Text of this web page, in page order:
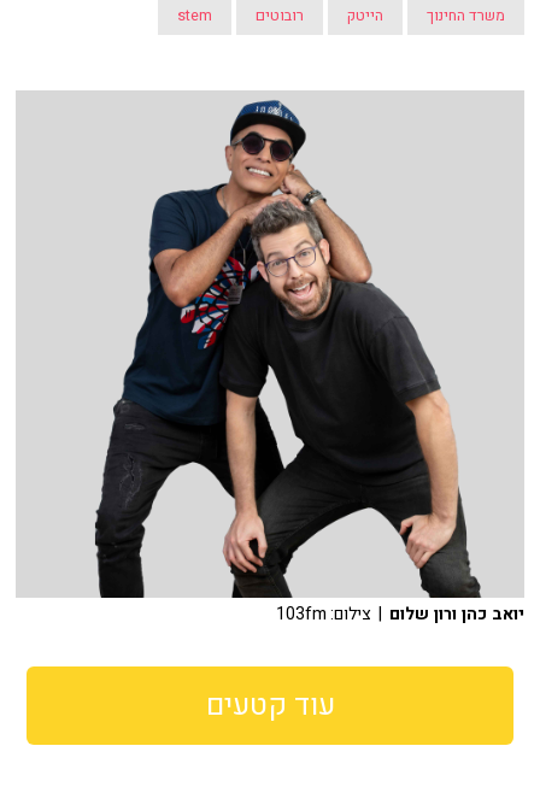
משרד החינוך הייטק רובוטים stem
יואב כהן ורון שלום | צילום: 103fm
עוד קטעים